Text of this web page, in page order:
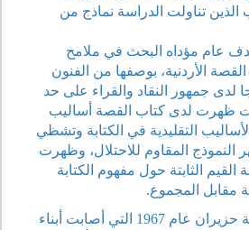
الذين تناولت الدراسة نماذج من
عام مؤداه البحث في ملامح
الأردنية، بوصفها من الفنون
لدى جمهور النقاد والقراء على حد
ظهرت لدى كتاب القصة أساليب
التقليدية في الكتابة وتشظي
النموذج المقاوم للاحتلال، وظهرت
القيم الثابتة حول مفهوم الكتابة
مقابل المجموع.
وكان سبب ذلك هزيمة حزيران عام 1967 التي أصابت أبناء